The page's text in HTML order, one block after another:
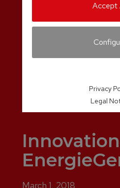
March 1, 2018
Accept
Privacy
Legal